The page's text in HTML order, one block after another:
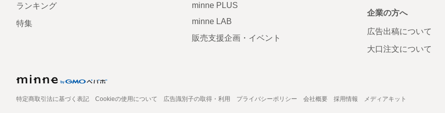
ランキング
特集
minne PLUS
minne LAB
販売支援企画・イベント
企業の方へ
広告出稿について
大口注文について
特定商取引法に基づく表記 Cookieの使用について 広告識別子の取得・利用 プライバシーポリシー 会社概要 採用情報 メディアキット